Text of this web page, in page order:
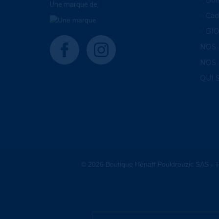
Une marque de:
facebook instagram
BIO
NOS
NOS
QUI
© 2026 Boutique Hénaff Pouldreuzic SAS -